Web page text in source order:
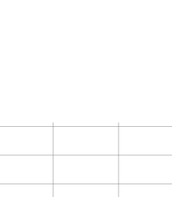
114,7 115,3 0,6
112,2 112,1 -0,1